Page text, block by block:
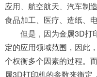
应用、航空航天、汽车制
食品加工、医疗、造纸、
但是，因为金属3D打
定的应用领域范围，因此
个权衡多个因素的过程。
属3D打印机的参数来衡定